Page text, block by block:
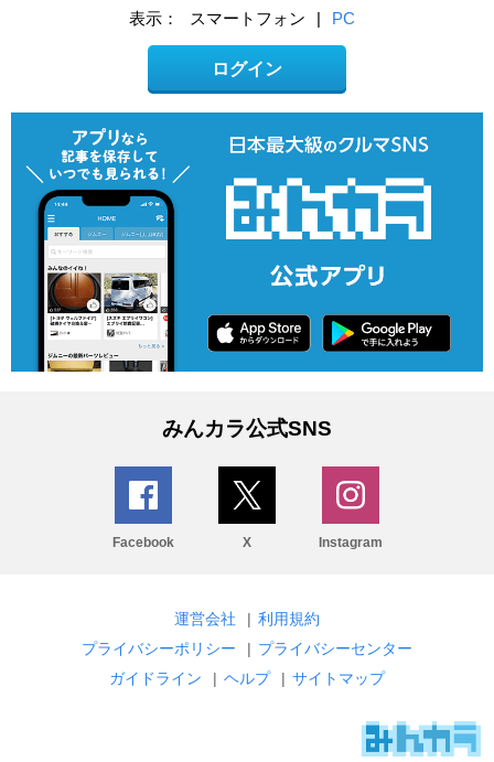
表示： スマートフォン PC
ログイン
みんカラ公式SNS
Facebook X Instagram
運営会社 | 利用規約
プライバシーポリシー
| プライバシーセンター
ガイドライン
| ヘルプ | サイトマップ